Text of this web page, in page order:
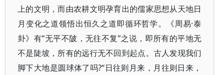
上的文明，而由农耕文明孕育出的儒家思想从天地日
月变化之道领悟出恒久之道即循环哲学。《周易·泰
卦》有“无平不陂，无往不复”之说，即所有的平地无
不是陡坡，所有的远行无不回到起点。古人发现我们
脚下大地是圆球体了吗?“日往则月来，月往则日来，